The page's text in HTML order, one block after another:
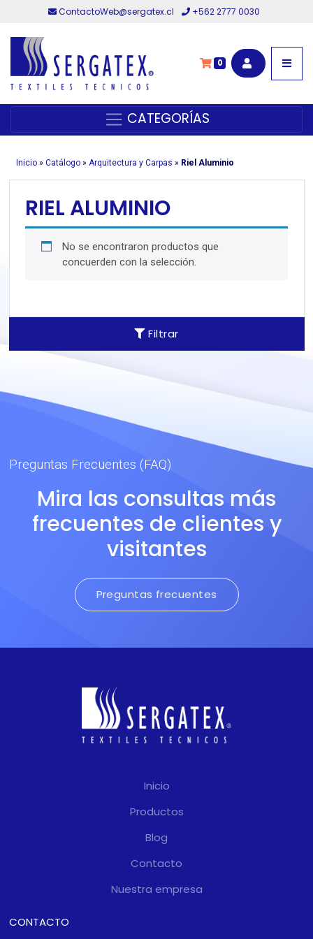
ContactoWeb@sergatex.cl +562 2777 0030
0
CATEGORÍAS
Inicio» Catálogo» Arquitectura y Carpas » Riel Aluminio
Filtrar
RIEL ALUMINIO
No se encontraron productos que
concuerden con la selección.
Preguntas Frecuentes (FAQ)
Mira las consultas más
frecuentes de clientes y
visitantes
Preguntas frecuentes
Inicio
Productos
Blog
Contacto
Nuestra empresa
CONTACTO